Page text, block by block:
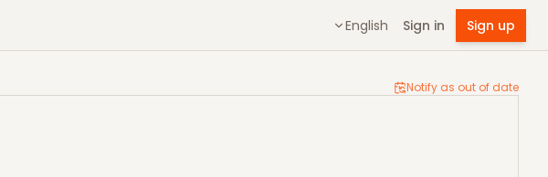
English Sign in Sign up
Notify as out of date